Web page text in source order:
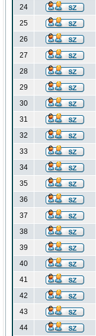
24
25
26
27
28
29
30
31
32
33
34
35
36
37
38
39
40
41
42
43
44